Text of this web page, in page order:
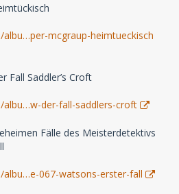
mcgraup-heimtueckisch
Fall Saddler’s Croft
der-fall-saddlers-croft
Fälle des Meisterdetektivs
067-watsons-erster-fall